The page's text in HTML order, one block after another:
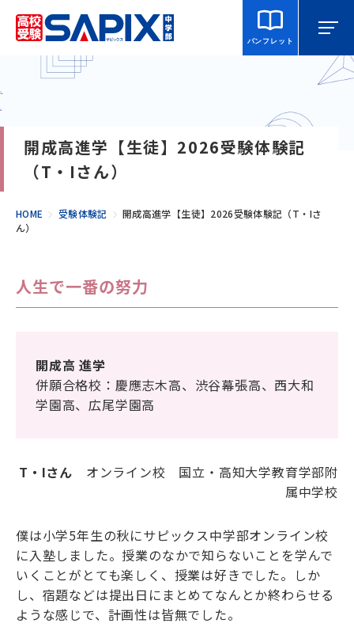
パンフレット
SAPIX中学部とは
入室をご検討の方へ
説明会・講習・模試
海外生・帰国生
企業情報
採用情報
プライバシーポリシー
SAPIX中学部公式SNS
開成高進学【生徒】2026受験体験記
（T・Iさん）
HOME 受験体験記
開成高進学【生徒】2026受験体験記（T・Iさ
ん）
人生で一番の努力
開成高 進学
併願合格校：慶應志木高、渋谷幕張高、西大和
学園高、広尾学園高
T・Iさん オンライン校 国立・高知大学教育学部附
属中学校
僕は小学5年生の秋にサピックス中学部オンライン校
に入塾しました。授業のなかで知らないことを学んで
いくことがとても楽しく、授業は好きでした。しか
し、宿題などは提出日にまとめてなんとか終わらせる
ような感じで、計画性は皆無でした。